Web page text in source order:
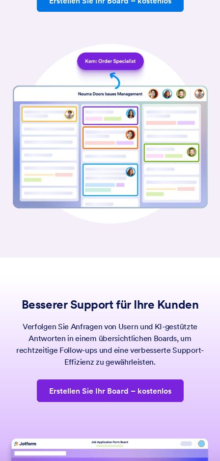
Besserer Support für Ihre Kunden
Verfolgen Sie Anfragen von Usern und KI-gestützte
Antworten in einem übersichtlichen Boards, um
rechtzeitige Follow-ups und eine verbesserte Support-
Effizienz zu gewährleisten.
Erstellen Sie Ihr Board – kostenlos